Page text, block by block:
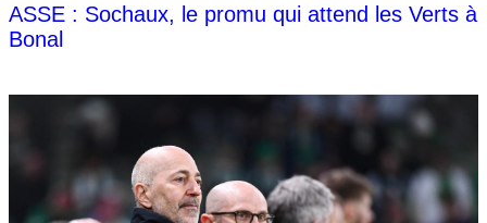
ASSE : Sochaux, le promu qui attend les Verts à
Bonal